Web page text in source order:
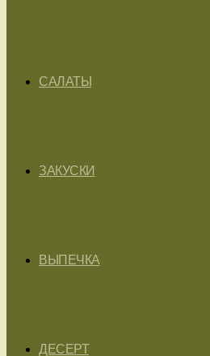
САЛАТЫ
ЗАКУСКИ
ВЫПЕЧКА
ДЕСЕРТ